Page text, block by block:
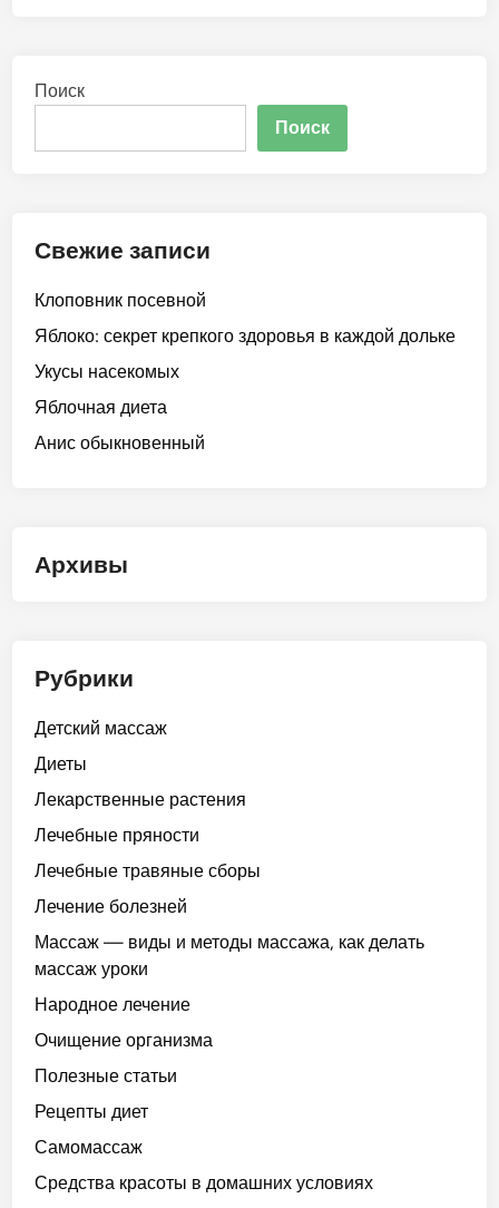
Поиск
Поиск
Свежие записи
Клоповник посевной
Яблоко: секрет крепкого здоровья в каждой дольке
Укусы насекомых
Яблочная диета
Анис обыкновенный
Архивы
Рубрики
Детский массаж
Диеты
Лекарственные растения
Лечебные пряности
Лечебные травяные сборы
Лечение болезней
Массаж — виды и методы массажа, как делать
массаж уроки
Народное лечение
Очищение организма
Полезные статьи
Рецепты диет
Самомассаж
Средства красоты в домашних условиях